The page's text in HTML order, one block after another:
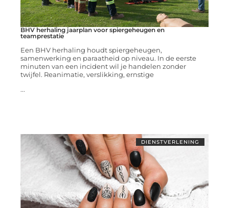
BHV herhaling jaarplan voor spiergeheugen en
teamprestatie
Een BHV herhaling houdt spiergeheugen,
samenwerking en paraatheid op niveau. In de eerste
minuten van een incident wil je handelen zonder
twijfel. Reanimatie, verslikking, ernstige
...
DIENSTVERLENING